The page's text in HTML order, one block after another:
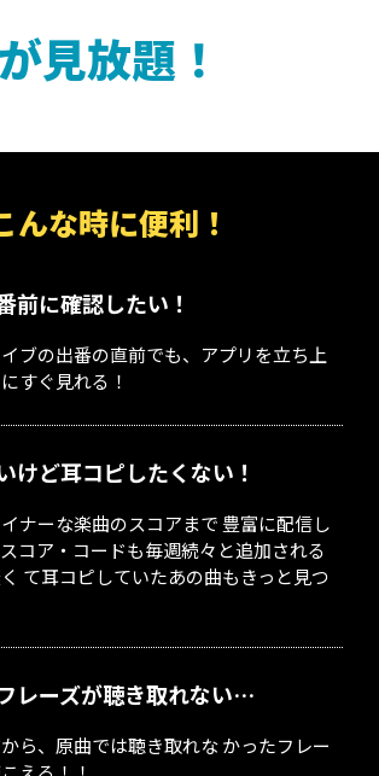
が見放題！
んな時に便利！
前に確認したい！
ブの出番の直前でも、アプリを立ち上
すぐ見れる！
けど耳コピしたくない！
ナーな楽曲のスコアまで 豊富に配信し
コア・コードも毎週続々と追加される
て耳コピしていたあの曲もきっと見つ
レーズが聴き取れない…
ら、原曲では聴き取れな かったフレー